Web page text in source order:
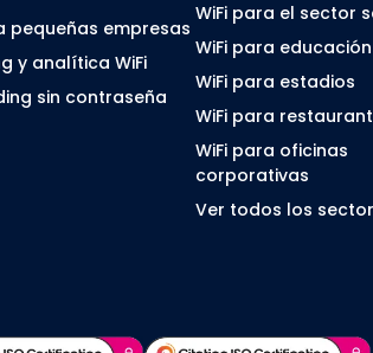
pequeñas empresas
y analítica WiFi
sin contraseña
WiFi para el sector
WiFi para
WiFi para estadios
WiFi para
WiFi para oficinas
corporativas
Ver todos los